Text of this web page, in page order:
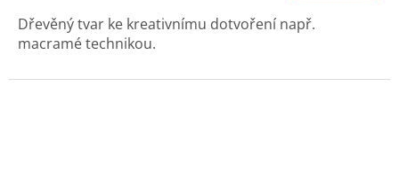
Dřevěný tvar ke kreativnímu dotvoření např.
macramé technikou.